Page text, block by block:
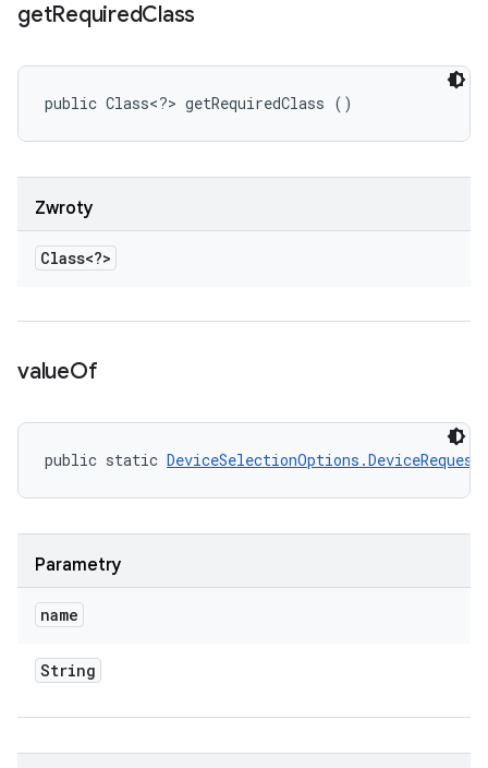
getRequiredClass
public Class<?> getRequiredClass ()
Zwroty
Class<?>
valueOf
public static
Parametry
name
String